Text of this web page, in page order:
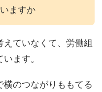
ますか
ていなくて、労働組
ます。
のつながりももてる